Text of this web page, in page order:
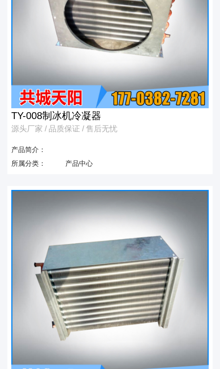
TY-008制冰机冷凝器
源头厂家 / 品质保证 / 售后无忧
产品简介：
所属分类：
产品中心